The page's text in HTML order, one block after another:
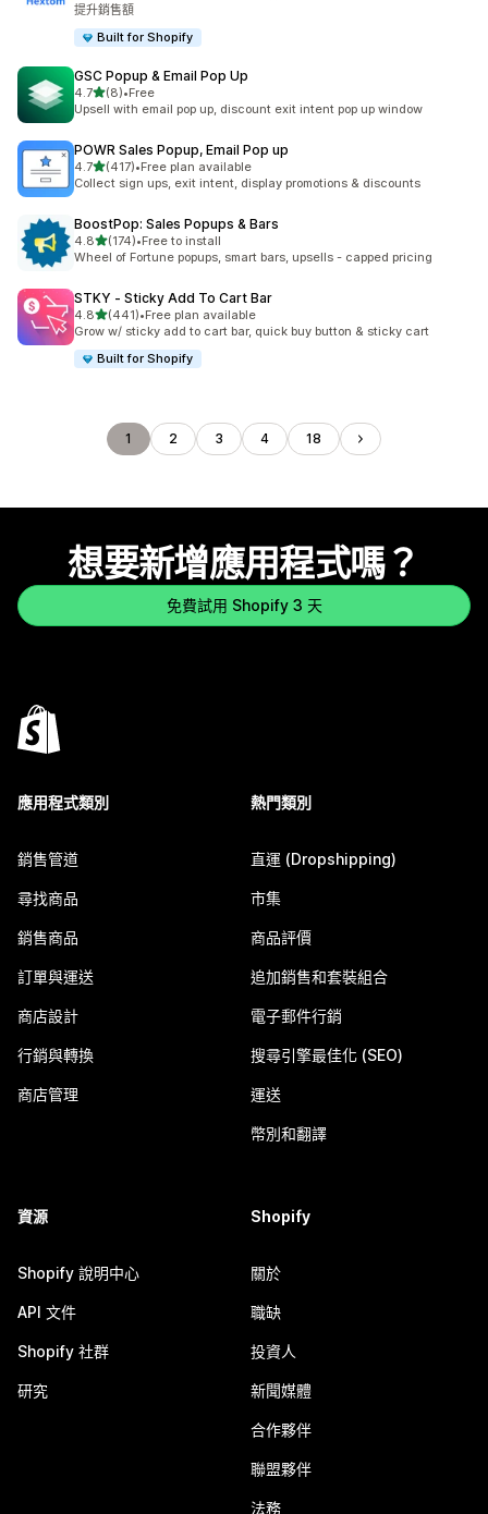
提升銷售額
Built for Shopify
GSC Popup & Email Pop Up
4.7滿分 5 顆星
(8)
共有 8 則評價
•Free
Upsell with email pop up, discount exit intent pop up window
POWR Sales Popup, Email Pop up
4.7滿分 5 顆星
(417)
共有 417 則評價
•Free plan available
Collect sign ups, exit intent, display promotions & discounts
BoostPop: Sales Popups & Bars
4.8滿分 5 顆星
(174)
共有 174 則評價
•Free to install
Wheel of Fortune popups, smart bars, upsells - capped pricing
STKY ‑ Sticky Add To Cart Bar
4.8滿分 5 顆星
(441)
共有 441 則評價
•Free plan available
Grow w/ sticky add to cart bar, quick buy button & sticky cart
Built for Shopify
1 2 3 4 18
想要新增應用程式嗎？
免費試用 Shopify 3 天
應用程式類別
銷售管道
尋找商品
銷售商品
訂單與運送
商店設計
行銷與轉換
商店管理
熱門類別
直運 (Dropshipping)
市集
商品評價
追加銷售和套裝組合
電子郵件行銷
搜尋引擎最佳化 (SEO)
運送
幣別和翻譯
資源
Shopify 說明中心
API 文件
Shopify 社群
研究
Shopify
關於
職缺
投資人
新聞媒體
合作夥伴
聯盟夥伴
法務